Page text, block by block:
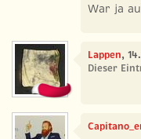
War ja
Lappen,
Dieser